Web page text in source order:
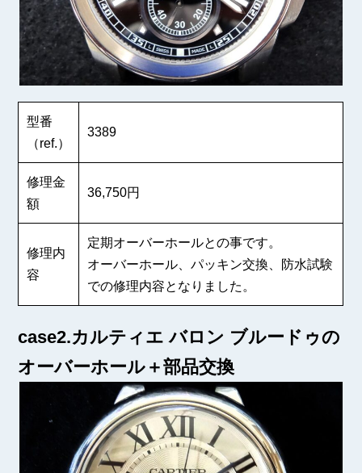
型番
（ref.）
3389
修理金
額
36,750円
修理内
容
定期オーバーホールとの事です。
オーバーホール、パッキン交換、防水試験
での修理内容となりました。
case2.カルティエ バロン ブルードゥの
オーバーホール＋部品交換